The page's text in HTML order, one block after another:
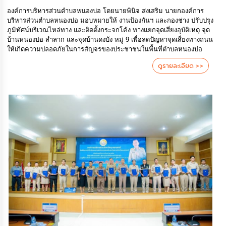
องค์การบริหารส่วนตำบลหนองบ่อ โดยนายพินิจ ส่งเสริม นายกองค์การ
บริหารส่วนตำบลหนองบ่อ มอบหมายให้ งานป้องกันฯ และกองช่าง ปรับปรุง
ภูมิทัศน์บริเวณไหล่ทาง และติดตั้งกระจกโค้ง ทางแยกจุดเสี่ยงอุบัติเหตุ จุด
บ้านหนองบ่อ-สำลาก และจุดบ้านดงบัง หมู่ 9 เพื่อลดปัญหาจุดเสี่ยงทางถนน
ให้เกิดความปลอดภัยในการสัญจรของประชาชนในพื้นที่ตำบลหนองบ่อ
ดูรายละเอียด >>